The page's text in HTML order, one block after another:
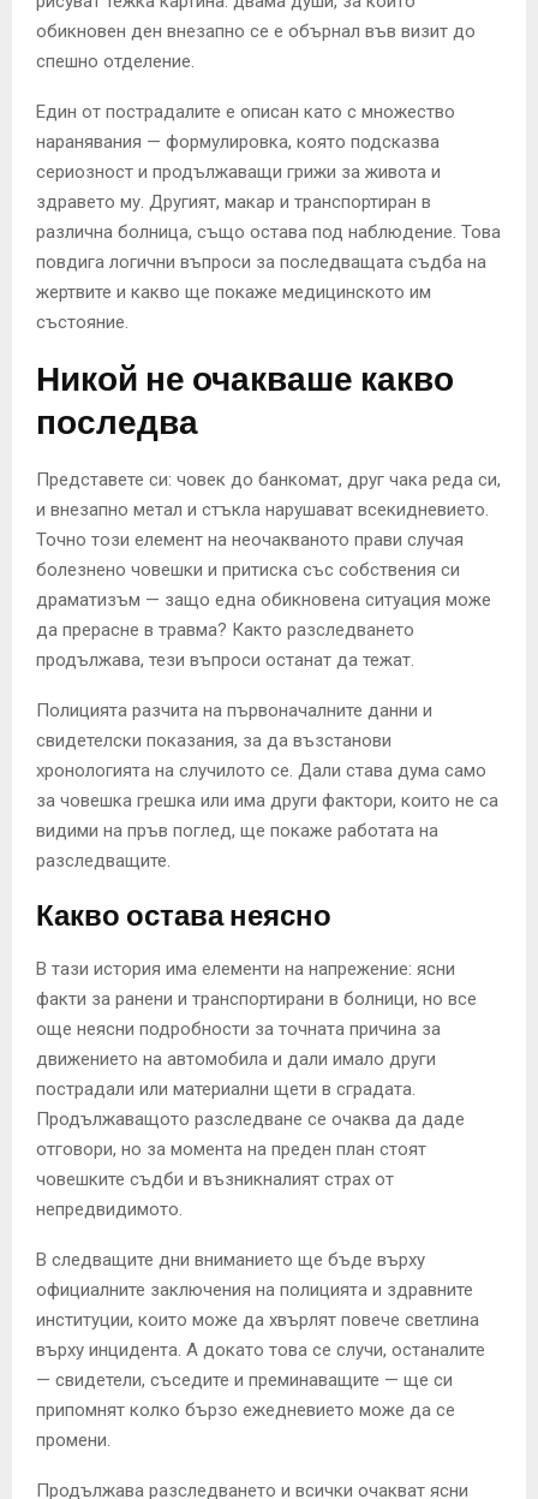
обикновен ден внезапно се е обърнал във визит до
спешно отделение.
Един от пострадалите е описан като с множество
наранявания — формулировка, която подсказва
сериозност и продължаващи грижи за живота и
здравето му. Другият, макар и транспортиран в
различна болница, също остава под наблюдение. Това
повдига логични въпроси за последващата съдба на
жертвите и какво ще покаже медицинското им
състояние.
Никой не очакваше какво
последва
Представете си: човек до банкомат, друг чака реда си,
и внезапно метал и стъкла нарушават всекидневието.
Точно този елемент на неочакваното прави случая
болезнено човешки и притиска със собствения си
драматизъм — защо една обикновена ситуация може
да прерасне в травма? Както разследването
продължава, тези въпроси останат да тежат.
Полицията разчита на първоначалните данни и
свидетелски показания, за да възстанови
хронологията на случилото се. Дали става дума само
за човешка грешка или има други фактори, които не са
видими на пръв поглед, ще покаже работата на
разследващите.
Какво остава неясно
В тази история има елементи на напрежение: ясни
факти за ранени и транспортирани в болници, но все
още неясни подробности за точната причина за
движението на автомобила и дали имало други
пострадали или материални щети в сградата.
Продължаващото разследване се очаква да даде
отговори, но за момента на преден план стоят
човешките съдби и възникналият страх от
непредвидимото.
В следващите дни вниманието ще бъде върху
официалните заключения на полицията и здравните
институции, които може да хвърлят повече светлина
върху инцидента. А докато това се случи, останалите
— свидетели, съседите и преминаващите — ще си
припомнят колко бързо ежедневието може да се
промени.
Продължава разследването и всички очакват ясни